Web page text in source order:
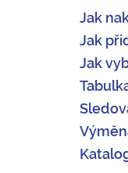
Jak
Jak
Jak